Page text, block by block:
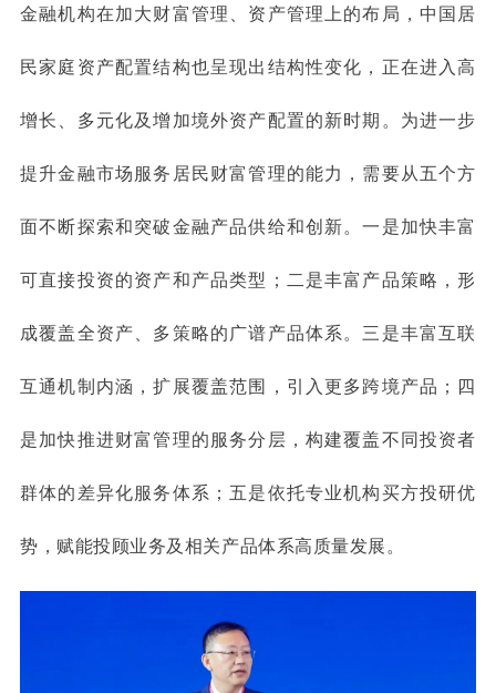
金融机构在加大财富管理、资产管理上的布局，中国居
民家庭资产配置结构也呈现出结构性变化，正在进入高
增长、多元化及增加境外资产配置的新时期。为进一步
提升金融市场服务居民财富管理的能力，需要从五个方
面不断探索和突破金融产品供给和创新。一是加快丰富
可直接投资的资产和产品类型；二是丰富产品策略，形
成覆盖全资产、多策略的广谱产品体系。三是丰富互联
互通机制内涵，扩展覆盖范围，引入更多跨境产品；四
是加快推进财富管理的服务分层，构建覆盖不同投资者
群体的差异化服务体系；五是依托专业机构买方投研优
势，赋能投顾业务及相关产品体系高质量发展。